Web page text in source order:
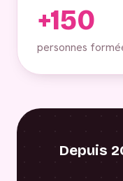
+150
personnes
Depuis